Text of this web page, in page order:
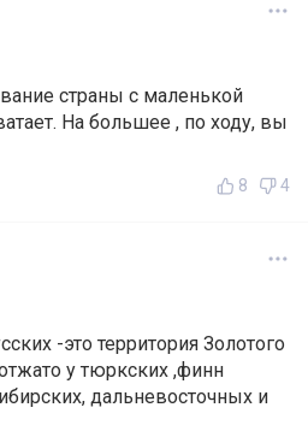
страны с маленькой
На большее , по ходу, вы
8 4
-это территория Золотого
у тюркских ,финн
дальневосточных и